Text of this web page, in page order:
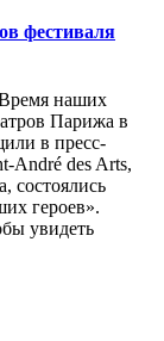
фестиваля
наших
Парижа в
в пресс-
André des Arts,
состоялись
героев».
увидеть